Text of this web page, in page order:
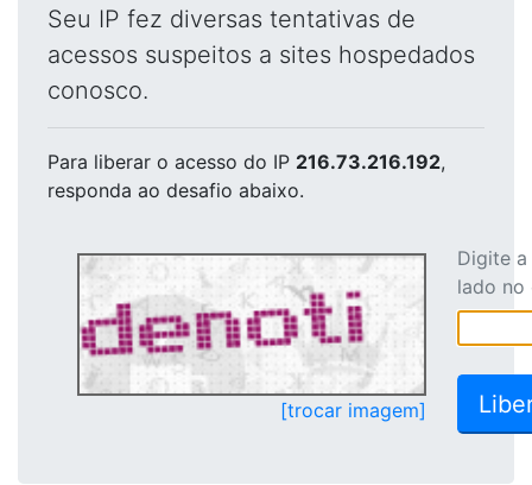
Seu IP fez diversas tentativas de
acessos suspeitos a sites hospedados
conosco.
Para liberar o acesso do IP 216.73.216.192,
responda ao desafio abaixo.
[trocar imagem]
Digite
lado no